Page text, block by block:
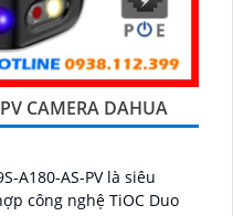
CAMERA DAHUA
A180-AS-PV là siêu
công nghệ TiOC Duo